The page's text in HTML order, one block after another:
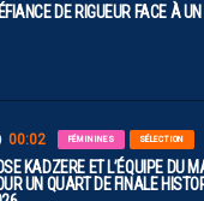
DE RIGUEUR FACE À
00:02 FÉMININES SÉLECTION
KADZERE ET L’ÉQUIPE DU
UN QUART DE FINALE